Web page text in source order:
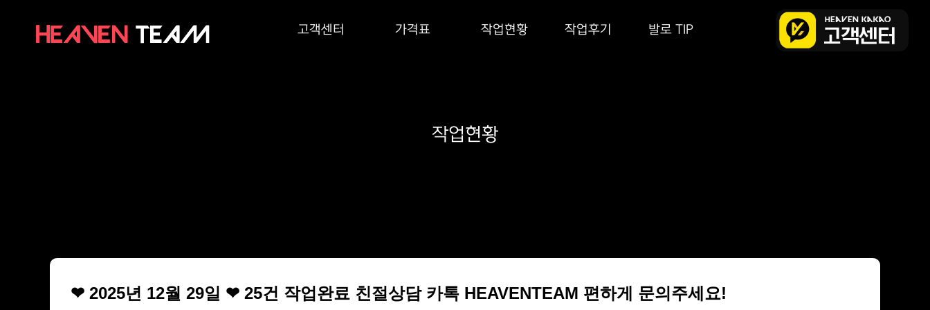
고객센터 가격표 작업현황 작업후기 발로 TIP
작업현황
❤ 2025년 12월 29일 ❤ 25건 작업완료 친절상담 카톡 HEAVENTEAM 편하게 문의주세요!